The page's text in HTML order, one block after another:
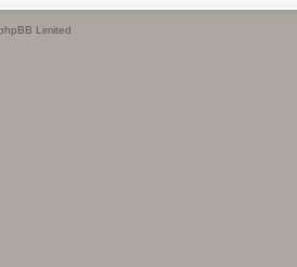
Limited